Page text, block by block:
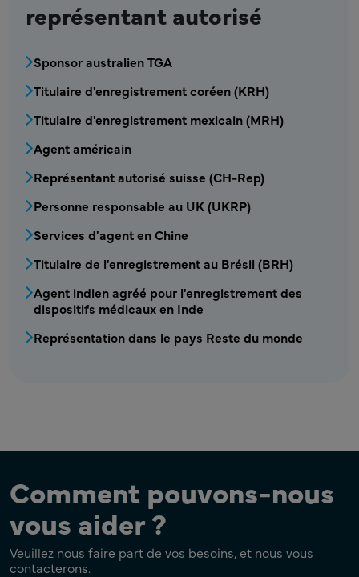
représentant autorisé
Bloc de menu des services de représentant
Sponsor australien TGA
Titulaire d'enregistrement coréen (KRH)
Titulaire d'enregistrement mexicain (MRH)
Agent américain
Représentant autorisé suisse (CH-Rep)
Personne responsable au UK (UKRP)
Services d'agent en Chine
Titulaire de l'enregistrement au Brésil (BRH)
Agent indien agréé pour l'enregistrement des
dispositifs médicaux en Inde
Représentation dans le pays Reste du monde
Comment pouvons-nous
vous aider ?
Veuillez nous faire part de vos besoins, et nous vous
contacterons.